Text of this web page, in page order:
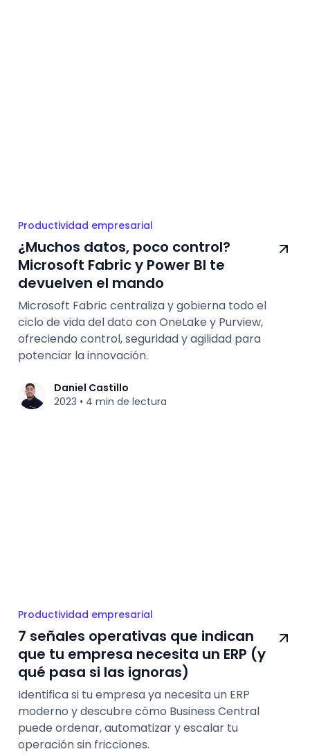
Productividad empresarial
¿Muchos datos, poco control?
Microsoft Fabric y Power BI te
devuelven el mando
Microsoft Fabric centraliza y gobierna todo el
ciclo de vida del dato con OneLake y Purview,
ofreciendo control, seguridad y agilidad para
potenciar la innovación.
Daniel Castillo
2023 • 4 min de lectura
Productividad empresarial
7 señales operativas que indican
que tu empresa necesita un ERP (y
qué pasa si las ignoras)
Identifica si tu empresa ya necesita un ERP
moderno y descubre cómo Business Central
puede ordenar, automatizar y escalar tu
operación sin fricciones.